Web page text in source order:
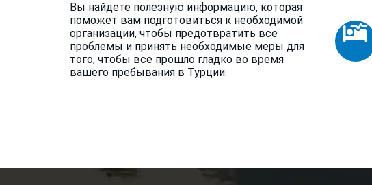
Вы найдете полезную информацию, которая
поможет вам подготовиться к необходимой
организации, чтобы предотвратить все
проблемы и принять необходимые меры для
того, чтобы все прошло гладко во время
вашего пребывания в Турции.